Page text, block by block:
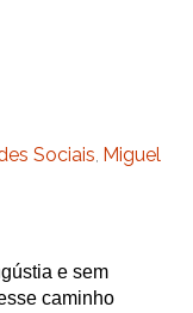
Sociais, Miguel
e sem
caminho